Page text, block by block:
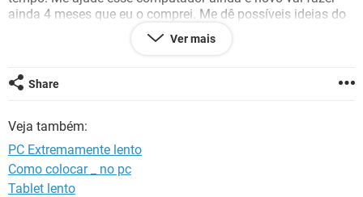
ainda 4 meses que eu o comprei. Me dê possíveis ideias do
que ocasionou isso e como resolver.
Ver mais
Share
Veja também:
PC Extremamente lento
Como colocar _ no pc
Tablet lento